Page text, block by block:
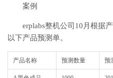
案例
erplabs整机公司10月根据
以下产品预测单。
产品名称 预测数量 预